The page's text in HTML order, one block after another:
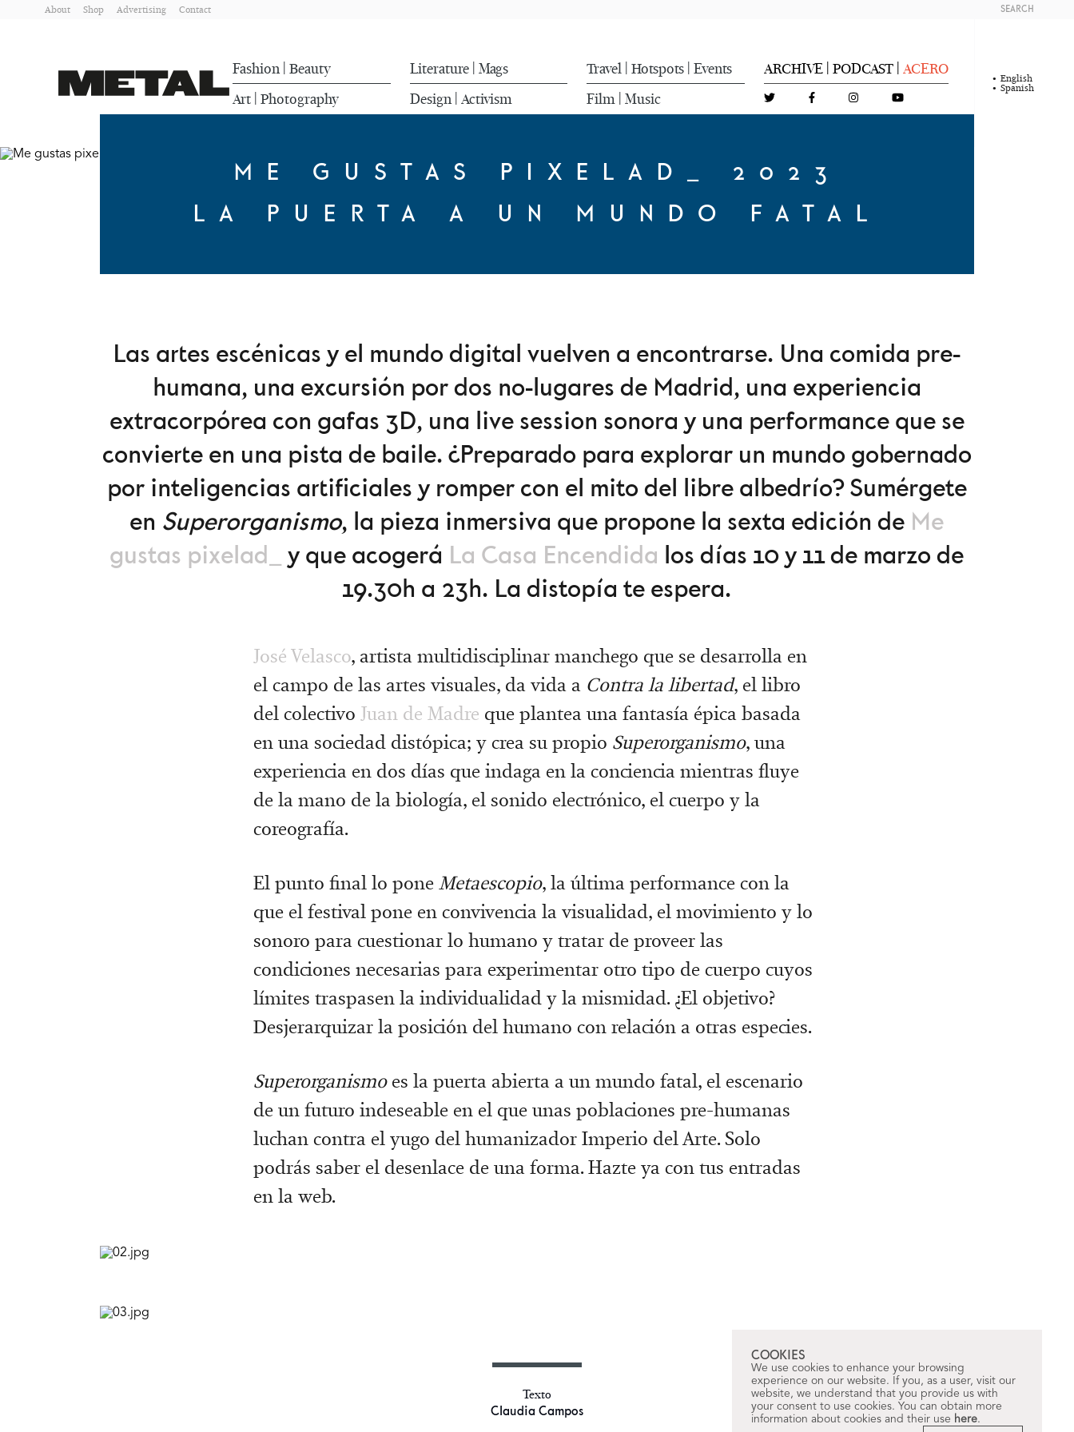
About Shop Advertising Contact
Fashion Beauty Literature Mags Travel Hotspots Events ARCHIVE PODCAST ACERO
Art Photography Design Activism Film Music
SEARCH
English
Spanish
ME GUSTAS PIXELAD_ 2023
LA PUERTA A UN MUNDO FATAL
Las artes escénicas y el mundo digital vuelven a encontrarse. Una comida pre-
humana, una excursión por dos no-lugares de Madrid, una experiencia
extracorpórea con gafas 3D, una live session sonora y una performance que se
convierte en una pista de baile. ¿Preparado para explorar un mundo gobernado
por inteligencias artificiales y romper con el mito del libre albedrío? Sumérgete
en Superorganismo, la pieza inmersiva que propone la sexta edición de Me
gustas pixelad_y que acogerá La Casa Encendida los días 10 y 11 de marzo de
19.30h a 23h. La distopía te espera.
José Velasco, artista multidisciplinar manchego que se desarrolla en
el campo de las artes visuales, da vida a Contra la libertad, el libro
del colectivo Juan de Madre que plantea una fantasía épica basada
en una sociedad distópica; y crea su propio Superorganismo, una
experiencia en dos días que indaga en la conciencia mientras fluye
de la mano de la biología, el sonido electrónico, el cuerpo y la
coreografía.
El punto final lo pone Metaescopio, la última performance con la
que el festival pone en convivencia la visualidad, el movimiento y lo
sonoro para cuestionar lo humano y tratar de proveer las
condiciones necesarias para experimentar otro tipo de cuerpo cuyos
límites traspasen la individualidad y la mismidad. ¿El objetivo?
Desjerarquizar la posición del humano con relación a otras especies.
Superorganismoes la puerta abierta a un mundo fatal, el escenario
de un futuro indeseable en el que unas poblaciones pre-humanas
luchan contra el yugo del humanizador Imperio del Arte. Solo
podrás saber el desenlace de una forma. Hazte ya con tus entradas
en la web.
Texto
Claudia Campos
COOKIES
We use cookies to enhance your browsing
experience on our website. If you, as a user, visit our
website, we understand that you provide us with
your consent to use cookies. You can obtain more
information about cookies and their use here.